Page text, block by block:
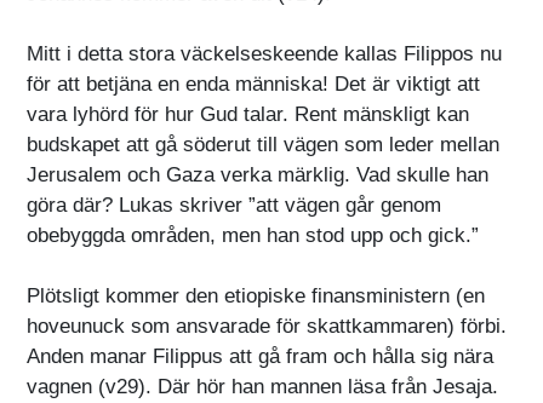
Mitt i detta stora väckelseskeende kallas Filippos nu
för att betjäna en enda människa! Det är viktigt att
vara lyhörd för hur Gud talar. Rent mänskligt kan
budskapet att gå söderut till vägen som leder mellan
Jerusalem och Gaza verka märklig. Vad skulle han
göra där? Lukas skriver ”att vägen går genom
obebyggda områden, men han stod upp och gick.”
Plötsligt kommer den etiopiske finansministern (en
hoveunuck som ansvarade för skattkammaren) förbi.
Anden manar Filippus att gå fram och hålla sig nära
vagnen (v29). Där hör han mannen läsa från Jesaja.